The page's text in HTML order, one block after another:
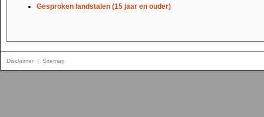
Gesproken landstalen (15 jaar en ouder)
Disclaimer | Sitemap